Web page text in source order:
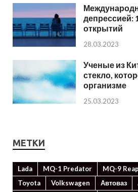
депрессией:
открытий
28.03.2023
Ученые из
стекло,
организме
25.03.2023
МЕТКИ
Lada MQ-1 Predator MQ-9
Toyota
Volkswagen Автоваз